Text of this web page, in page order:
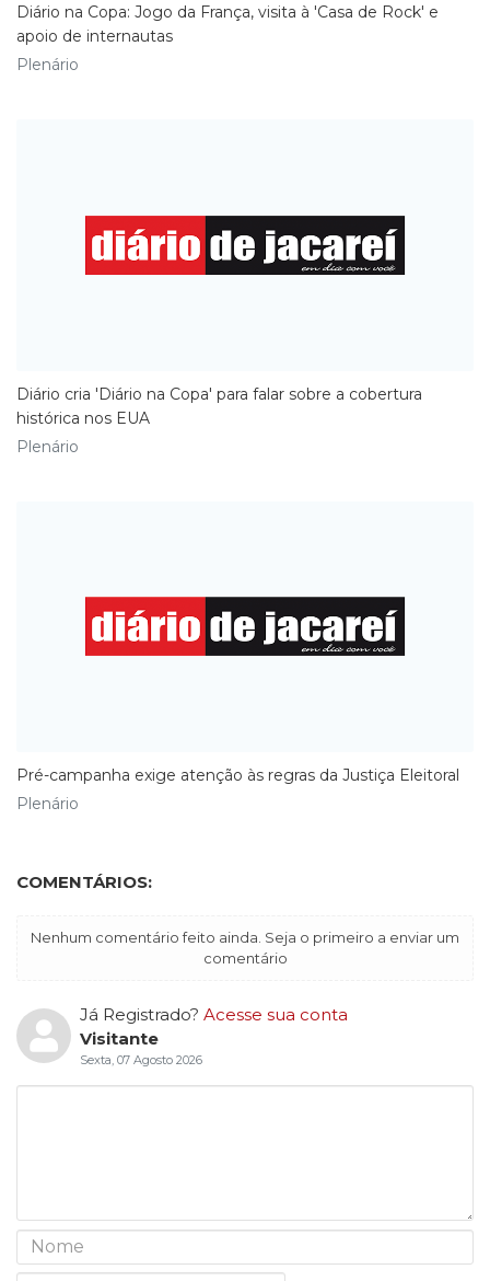
​Diário na Copa: Jogo da França, visita à 'Casa de Rock' e
apoio de internautas
Plenário
Diário cria 'Diário na Copa' para falar sobre a cobertura
histórica nos EUA
Plenário
Pré-campanha exige atenção às regras da Justiça Eleitoral
Plenário
COMENTÁRIOS:
Nenhum comentário feito ainda. Seja o primeiro a enviar um
comentário
Já Registrado? Acesse sua conta
Visitante
Sexta, 07 Agosto 2026